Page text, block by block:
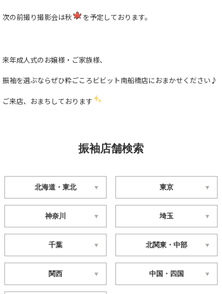
次の前撮り撮影会は秋 を予定しております。
来年成人式のお嬢様・ご家族様、
振袖を選ぶならぜひ粋ごころビビット南船橋店におまかせください♪
ご来店、おまちしております
振袖店舗検索
北海道・東北 東京
神奈川 埼玉
千葉 北関東・中部
関西 中国・四国